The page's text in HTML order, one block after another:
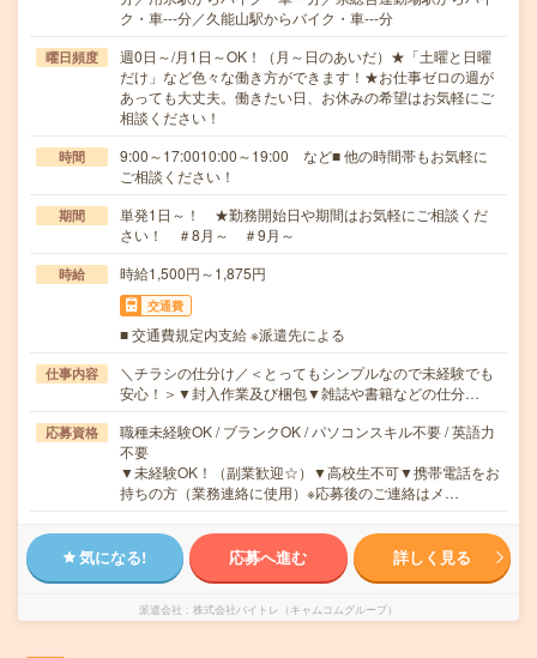
ク・車---分／久能山駅からバイク・車---分
曜日頻度
週0日～/月1日～OK！（月～日のあいだ）★「土曜と日曜
だけ」など色々な働き方ができます！★お仕事ゼロの週が
あっても大丈夫。働きたい日、お休みの希望はお気軽にご
相談ください！
時間
9:00～17:0010:00～19:00 など■ 他の時間帯もお気軽に
ご相談ください！
期間
単発1日～！ ★勤務開始日や期間はお気軽にご相談くだ
さい！ ＃8月～ ＃9月～
時給 時給1,500円～1,875円
交通費
■ 交通費規定内支給 ※派遣先による
仕事内容
＼チラシの仕分け／＜とってもシンプルなので未経験でも
安心！＞▼封入作業及び梱包▼雑誌や書籍などの仕分…
応募資格
職種未経験OK / ブランクOK / パソコンスキル不要 / 英語力
不要
▼未経験OK！（副業歓迎☆）▼高校生不可▼携帯電話をお
持ちの方（業務連絡に使用）※応募後のご連絡はメ…
気になる! 応募へ進む 詳しく見る
派遣会社 株式会社バイトレ（キャムコムグループ）